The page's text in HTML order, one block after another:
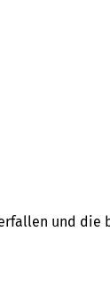
und die